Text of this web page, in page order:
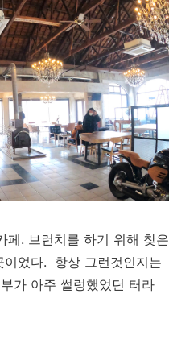
페. 브런치를 하기 위해 찾은
이었다. 항상 그런것인지는
가 아주 썰렁했었던 터라